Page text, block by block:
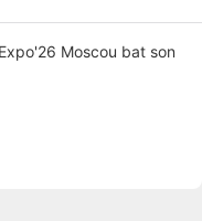
Moscou bat son